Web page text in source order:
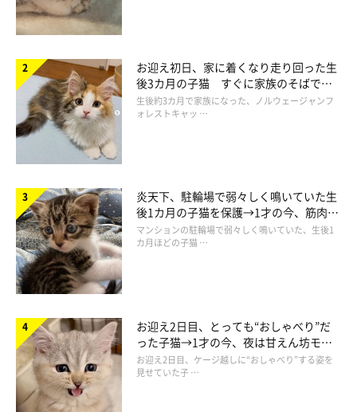
もーちゃんも人のそばにいるのが好きな子で、
わたしの近くにいつもいてくれて今もよく寝てます♪最高にかわ
いいです！！
↓↓↓毛づくろいがんばるもーちゃん↓↓↓
🐱今日も毛づくろいがんばるもーちゃん🐱
— 猫野ココ (@coco_memoire)April 26, 2023
お迎え初日、家に着くなり走り回った生
後3カ月の子猫 すぐに家族のそばで落
ち着く姿に「迎えてよかった」
生後約3カ月で家族になった、ノルウェージャンフ
ォレストキャッ …
炎天下、駐輪場で弱々しく鳴いていた生
後1カ月の子猫を保護→1才の今、筋肉質
でツンデレなコに成長
マンションの駐輪場で弱々しく鳴いていた、生後1
カ月ほどの子猫 …
お迎え2日目、とっても“おしゃべり”だ
った子猫→1才の今、夜は甘えん坊モー
ドになるコに成長！
お迎え2日目、ケージ越しに“おしゃべり”する姿を
見せていた子 …